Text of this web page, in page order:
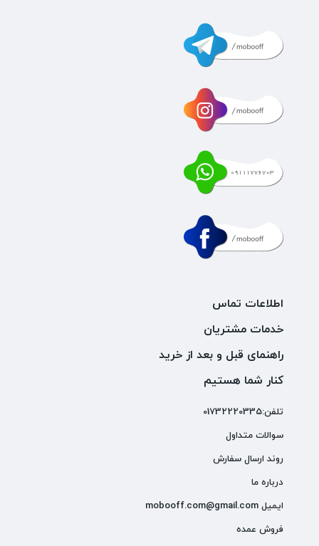
اطلاعات تماس
خدمات مشتریان
راهنمای قبل و بعد از خرید
کنار شما هستیم
تلفن:01732220335
سوالات متداول
روند ارسال سفارش
درباره ما
ایمیل mobooff.com@gmail.com
فروش عمده